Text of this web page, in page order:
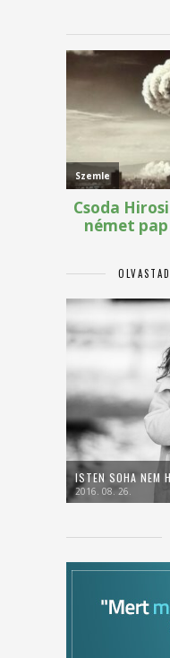
ISTEN SOHA NEM
2016. 08. 26.